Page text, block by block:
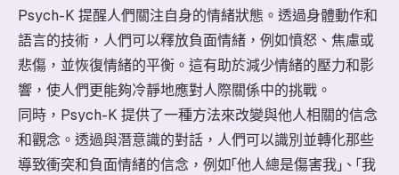
Psych-K 提醒人們關注自身的情緒狀態。透過身體動作和
語言的技術，人們可以釋放負面情緒，例如憤怒、焦慮或
悲傷，並恢復情緒的平衡。這有助於減少情緒的壓力和影
響，使人們更能夠冷靜地應對人際關係中的挑戰。
同時，Psych-K 提供了一種方法來改變與他人相關的信念
和觀念。透過與潛意識的對話，人們可以識別並轉化那些
導致衝突和負面情緒的信念，例如「他人總是傷害我」、「我